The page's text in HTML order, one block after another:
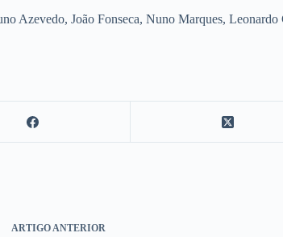
Azevedo, João Fonseca, Nuno Marques,
ARTIGO ANTERIOR